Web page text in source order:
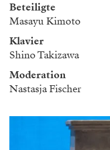
Beteiligte
Masayu Kimoto
Klavier
Shino Takizawa
Moderation
Nastasja Fischer